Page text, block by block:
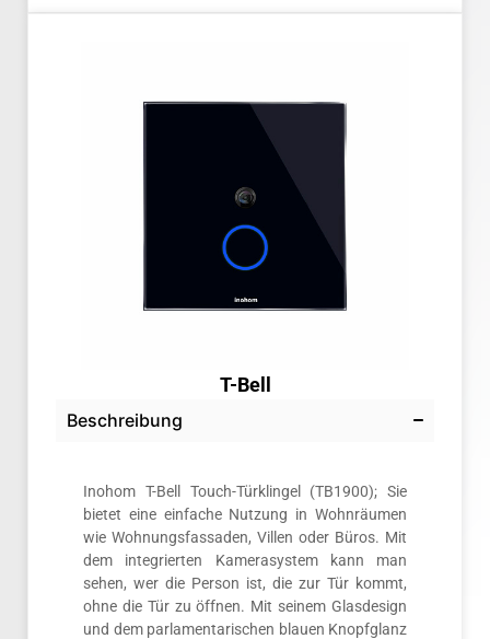
T-Bell
Beschreibung
Inohom T-Bell Touch-Türklingel (TB1900); Sie
bietet eine einfache Nutzung in Wohnräumen
wie Wohnungsfassaden, Villen oder Büros. Mit
dem integrierten Kamerasystem kann man
sehen, wer die Person ist, die zur Tür kommt,
ohne die Tür zu öffnen. Mit seinem Glasdesign
und dem parlamentarischen blauen Knopfglanz